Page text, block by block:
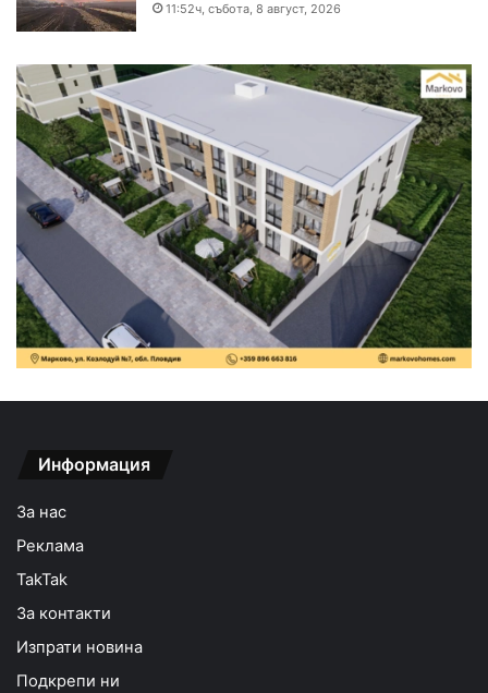
11:52ч, събота, 8 август, 2026
Информация
За нас
Реклама
TakTak
За контакти
Изпрати новина
Подкрепи ни